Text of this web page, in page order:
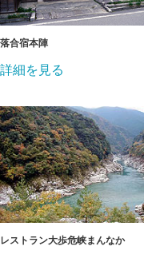
落合宿本陣
詳細を見る
レストラン大歩危峡まんなか